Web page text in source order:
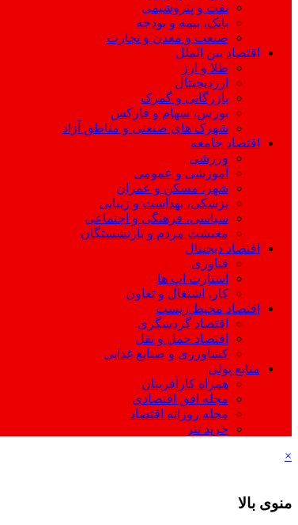
نفت و پتروشیمی
بانک، بیمه و بودجه
صنعت و معدن و تجارت
اقتصاد بین الملل
طلا و ارز
ارزدیجیتال
بازرگانی و گمرک
بورس، سهام و فارکس
شهرک های صنعتی و مناطق آزاد
اقتصاد جامعه
ورزشی
آموزشی و عمومی
شهر، مسکن و عمران
پزشکی، بهداشت و زیبایی
سیاسی، فرهنگی و اجتماعی
معیشت مردم و بازنشستگان
اقتصاد دیجیتال
فناوری
استارت اپ ها
کار، اشتغال و تعاون
اقتصاد محیط زیست
اقتصاد گردشگری
اقتصاد حمل و نقل
کشاورزی و صنایع غذایی
منابع پولی
همراه کارآفرینان
مجله افق اقتصادی
مجله روزانه اقتصاد
خرید تتر
×
منوی بالا